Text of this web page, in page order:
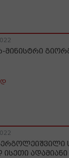
მინისტრი
ისეთი